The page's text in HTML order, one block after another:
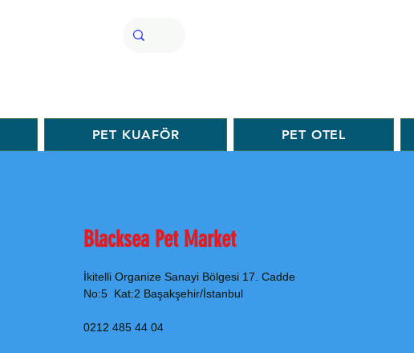
PET KUAFÖR PET OTEL
Blacksea Pet Market
İkitelli Organize Sanayi Bölgesi 17. Cadde
No:5 Kat:2 Başakşehir/İstanbul
0212 485 44 04